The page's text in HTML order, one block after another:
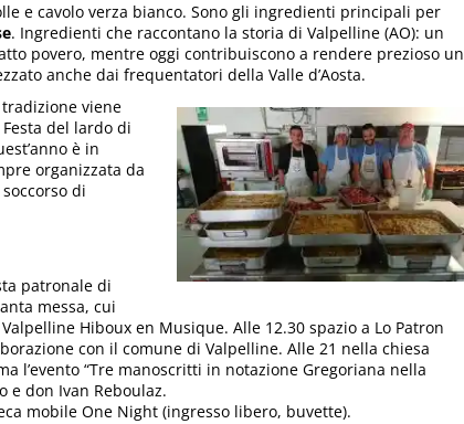
e cavolo verza bianco. Sono gli ingredienti principali per
. Ingredienti che raccontano la storia di Valpelline (AO): un
povero, mentre oggi contribuiscono a rendere prezioso un
anche dai frequentatori della Valle d’Aosta.
viene
del lardo di
è in
organizzata da
di
patronale di
messa, cui
Hiboux en Musique. Alle 12.30 spazio a Lo Patron
con il comune di Valpelline. Alle 21 nella chiesa
l’evento “Tre manoscritti in notazione Gregoriana nella
e don Ivan Reboulaz.
mobile One Night (ingresso libero, buvette).